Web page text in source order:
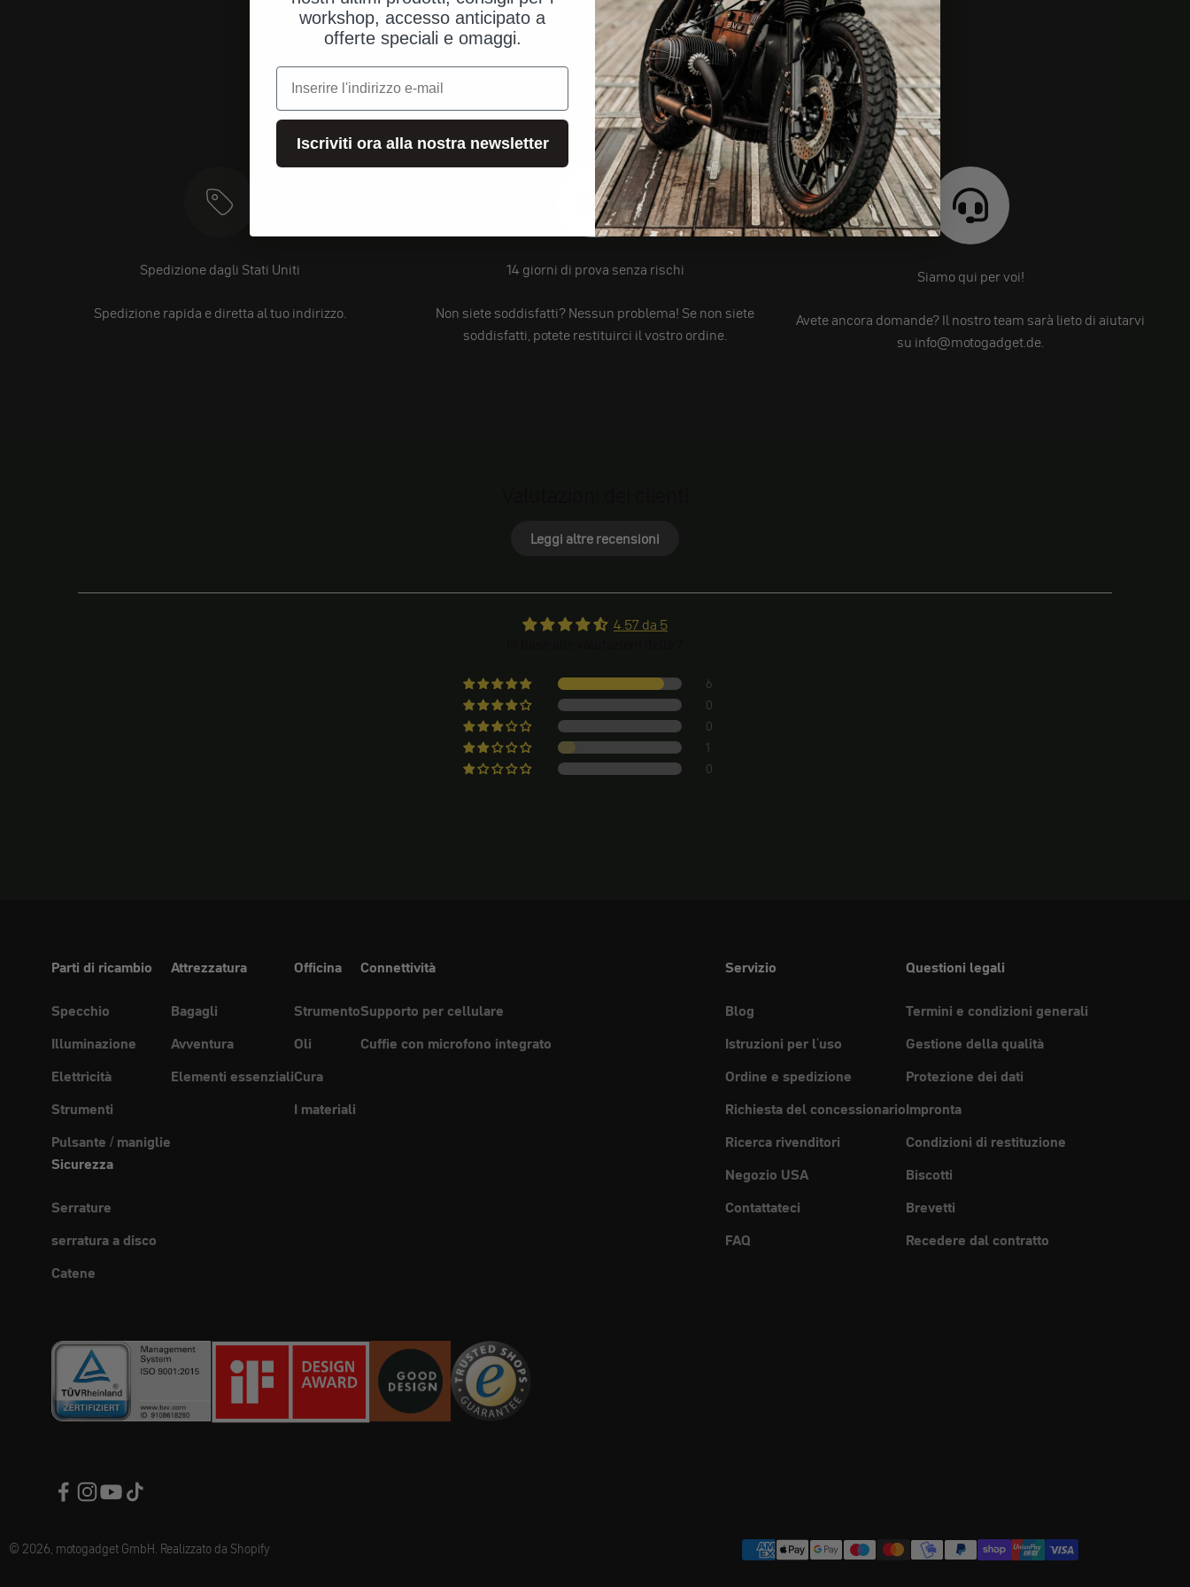
Spedizione dagli Stati Uniti
Spedizione rapida e diretta al tuo indirizzo.
14 giorni di prova senza rischi
Non siete soddisfatti? Nessun problema! Se non siete
soddisfatti, potete restituirci il vostro ordine.
Siamo qui per voi!
Avete ancora domande? Il nostro team sarà lieto di aiutarvi
su info@motogadget.de.
Leggi altre recensioni
4.57 da 5
6
0
0
1
0
Parti di ricambio
Specchio
Illuminazione
Elettricità
Strumenti
Pulsante / maniglie
Attrezzatura
Bagagli
Avventura
Elementi essenziali
Officina
Strumento
Oli
Cura
I materiali
Connettività
Supporto per cellulare
Cuffie con microfono integrato
Sicurezza
Serrature
serratura a disco
Catene
Servizio
Blog
Istruzioni per l'uso
Ordine e spedizione
Richiesta del concessionario
Ricerca rivenditori
Negozio USA
Contattateci
FAQ
Questioni legali
Termini e condizioni generali
Gestione della qualità
Protezione dei dati
Impronta
Condizioni di restituzione
Biscotti
Brevetti
Recedere dal contratto
© 2026, motogadget GmbH. Realizzato da Shopify
workshop, accesso anticipato a
offerte speciali e omaggi.
e-mail
Iscriviti ora alla nostra newsletter